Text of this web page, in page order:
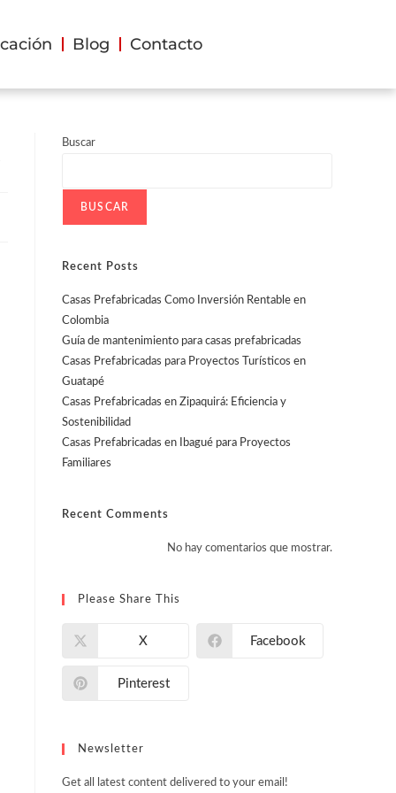
Blog Contacto
Buscar
BUSCAR
Recent Posts
Casas Prefabricadas Como Inversión Rentable en
Colombia
Guía de mantenimiento para casas prefabricadas
Casas Prefabricadas para Proyectos Turísticos en
Guatapé
Casas Prefabricadas en Zipaquirá: Eficiencia y
Sostenibilidad
Casas Prefabricadas en Ibagué para Proyectos
Familiares
Recent Comments
No hay comentarios que mostrar.
Please Share This
X Facebook
Pinterest
Newsletter
Get all latest content delivered to your email!